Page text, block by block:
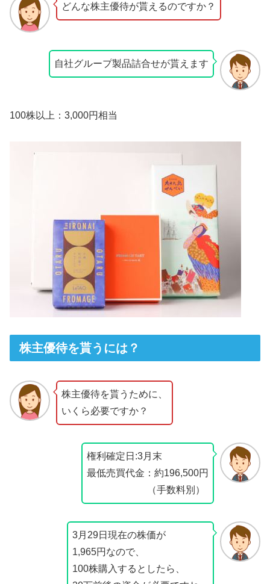
どんな株主優待が貰えるのですか？
自社グループ製品詰合せが貰えます
100株以上：3,000円相当
株主優待を貰うには？
株主優待を貰うために、
いくら必要ですか？
権利確定日:3月末
最低売買代金：約196,500円
（手数料別）
3月29日現在の株価が
1,965円なので、
100株購入するとしたら、